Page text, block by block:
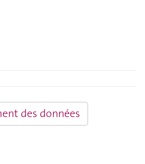
des données